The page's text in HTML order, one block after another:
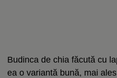
Budinca de chia făcută cu
ea o variantă bună, mai